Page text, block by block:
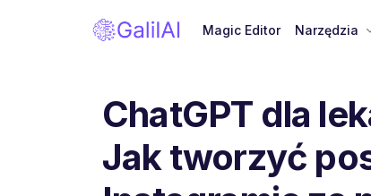
Magic Editor Narzędzia
ChatGPT dla
Jak tworzyć